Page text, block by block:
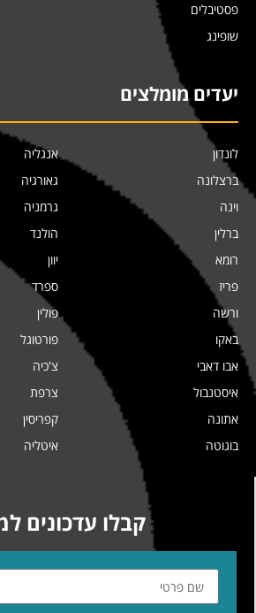
פסטיבלים
שופינג
יעדים מומלצים
לונדון
ברצלונה
וינה
ברלין
רומא
פריז
ורשה
באקו
אבו דאבי
איסטנבול
אתונה
בוגוטה
אנגליה
גאורגיה
גרמניה
הולנד
יוון
ספרד
פולין
פורטוגל
צ'כיה
צרפת
קפריסין
איטליה
קבלו עדכונים